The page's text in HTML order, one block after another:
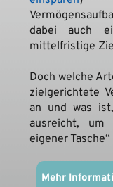
dabei auch
mittelfristige
Doch welche
zielgerichtete
an und was
ausreicht, um
eigener
Mehr